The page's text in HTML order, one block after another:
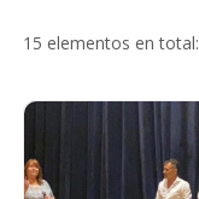
15 elementos en total: